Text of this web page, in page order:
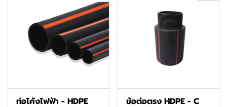
ท่อโค้งไฟฟ้า - HDPE ข้อต่อตรง HDPE - C